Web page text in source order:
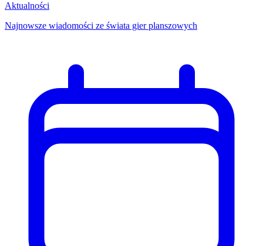
Aktualności
Najnowsze wiadomości ze świata gier planszowych